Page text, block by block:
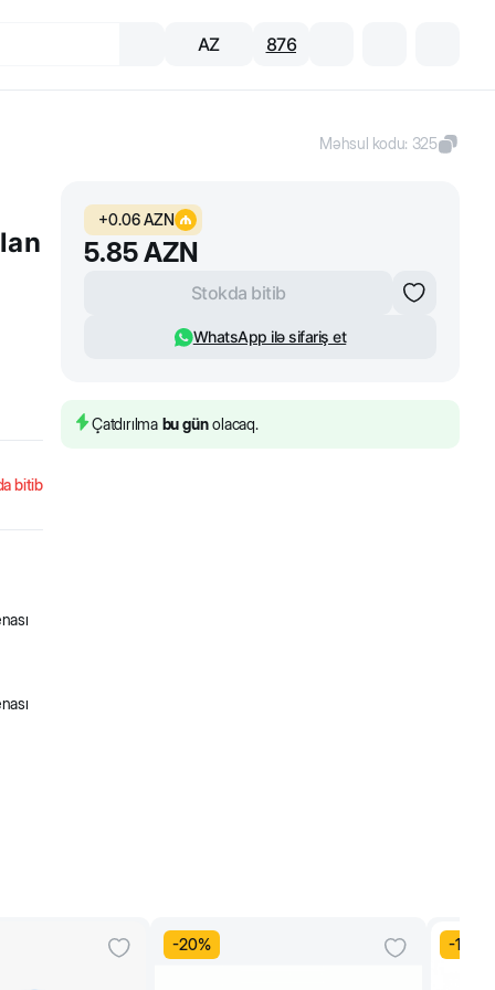
AZ 876
Məhsul kodu: 325
bitib
+0.06AZN
5.85AZN
Stokda bitib
WhatsApp ilə sifariş et
Çatdırılma bu günolacaq.
-20% -10